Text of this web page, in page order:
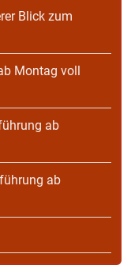
Blick zum
Montag voll
ab
ab